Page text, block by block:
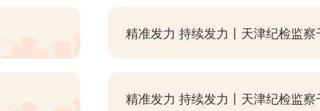
精准发力 持续发力丨天津纪检监
精准发力 持续发力丨天津纪检监